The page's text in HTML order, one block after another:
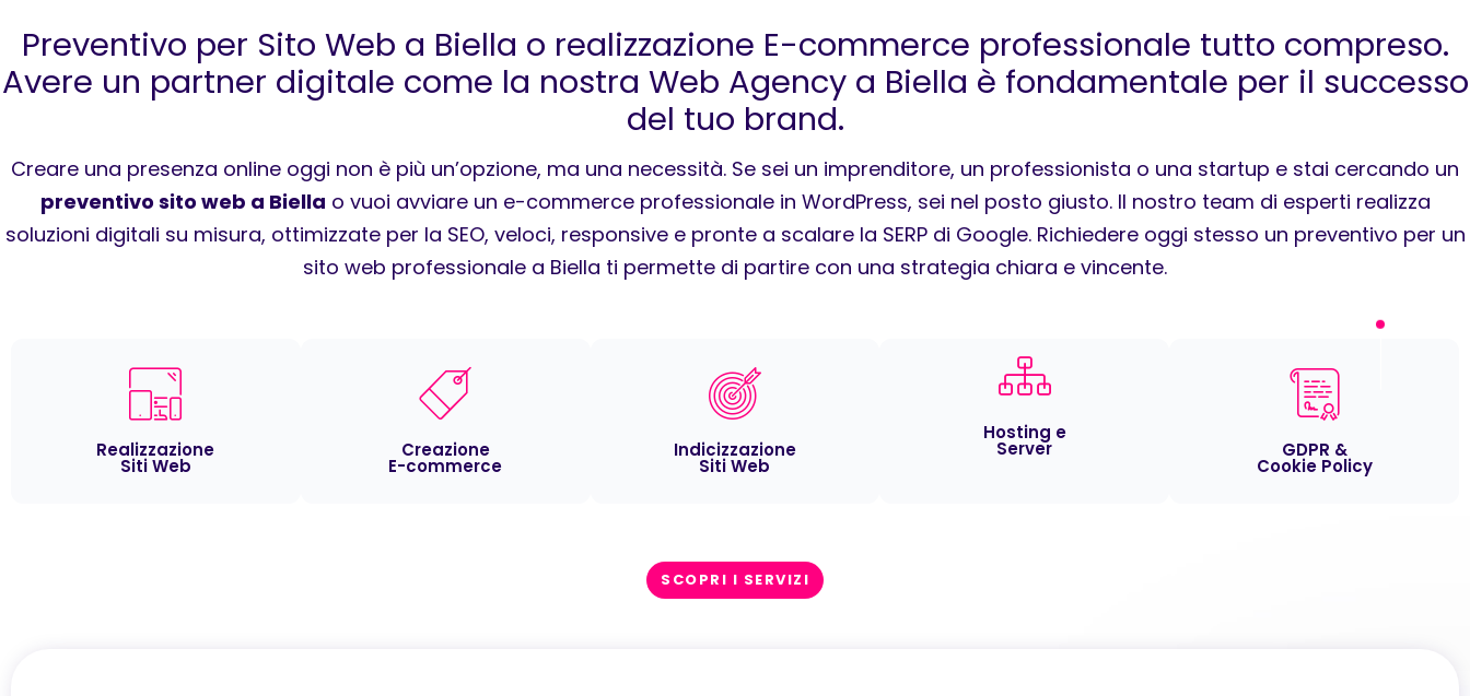
Preventivo per Sito Web a Biella o realizzazione E-commerce professionale tutto compreso.
Avere un partner digitale come la nostra Web Agency a Biella è fondamentale per il successo
del tuo brand.
Creare una presenza online oggi non è più un’opzione, ma una necessità. Se sei un imprenditore, un professionista o una startup e stai cercando un
preventivo sito web a Biella o vuoi avviare un e-commerce professionale in WordPress, sei nel posto giusto. Il nostro team di esperti realizza
soluzioni digitali su misura, ottimizzate per la SEO, veloci, responsive e pronte a scalare la SERP di Google. Richiedere oggi stesso un preventivo per un
sito web professionale a Biella ti permette di partire con una strategia chiara e vincente.
Realizzazione
Siti Web
Creazione
E-commerce
Indicizzazione
Siti Web
Hosting e
Server GDPR &
Cookie Policy
SCOPRI I SERVIZI